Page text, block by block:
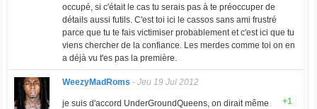
occupé, si c'était le cas tu serais pas à te préoccuper de
détails aussi futils. C'est toi ici le cassos sans ami frustré
parce que tu te fais victimiser probablement et c'est ici que tu
viens chercher de la confiance. Les merdes comme toi on en
a déjà vu t'es pas la première.
WeezyMadRoms - Jeu 19 Jul 2012
+1
je suis d'accord UnderGroundQueens, on dirait même